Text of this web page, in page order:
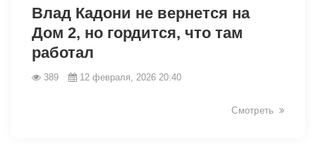
Влад Кадони не вернется на
Дом 2, но гордится, что там
работал
389 12 февраля, 2026 20:40
Смотреть